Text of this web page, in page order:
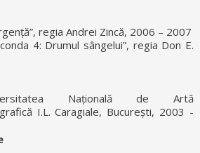
regia Andrei Zincă, 2006 – 2007
4: Drumul sângelui”, regia Don E.
Națională de Artă
I.L. Caragiale, București, 2003 -